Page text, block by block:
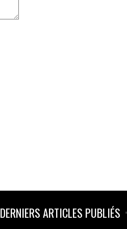
DERNIERS ARTICLES PUBLIÉS